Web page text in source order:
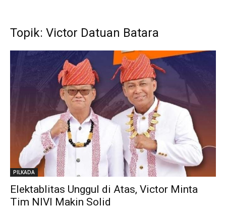
Topik: Victor Datuan Batara
PILKADA
Elektablitas Unggul di Atas, Victor Minta
Tim NIVI Makin Solid